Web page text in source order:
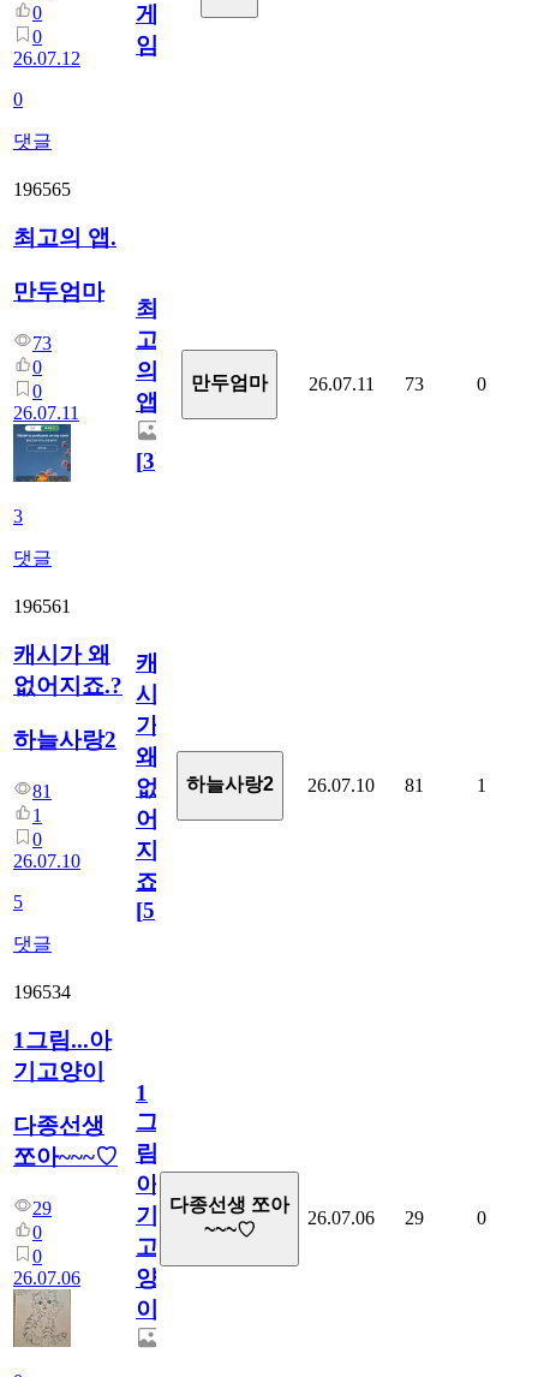
0
0
26.07.12
0
댓글
게
임?
196565
최고의 앱.
만두엄마
73
0
0
26.07.11
3
댓글
최
고
의
앱.
[3]
만두엄마 26.07.11 73 0
196561
캐시가 왜
없어지죠.?
하늘사랑2
81
1
0
26.07.10
5
댓글
캐
시
가
왜
없
어
지
죠.?
[5]
하늘사랑2 26.07.10 81 1
196534
1그림...아
기고양이
다종선생
쪼아~~~♡
29
0
0
26.07.06
1
그
림...
아
기
고
양
이
다종선생 쪼아
~~~♡
26.07.06 29 0